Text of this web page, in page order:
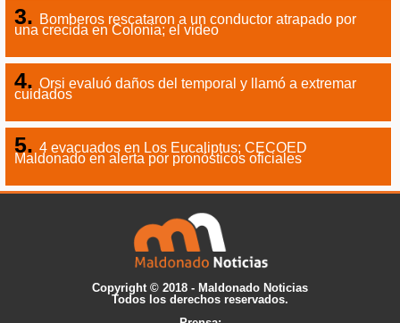
Bomberos rescataron a un conductor atrapado por
una crecida en Colonia; el video
Orsi evaluó daños del temporal y llamó a extremar
cuidados
4 evacuados en Los Eucaliptus; CECOED
Maldonado en alerta por pronósticos oficiales
Copyright © 2018 - Maldonado Noticias
Todos los derechos reservados.